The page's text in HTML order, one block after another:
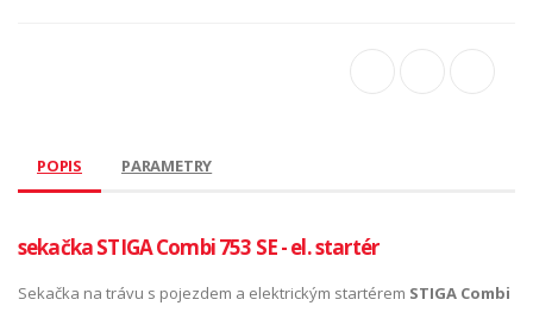
POPIS PARAMETRY
sekačka STIGA Combi 753 SE - el. startér
Sekačka na trávu s pojezdem a elektrickým startérem STIGA Combi